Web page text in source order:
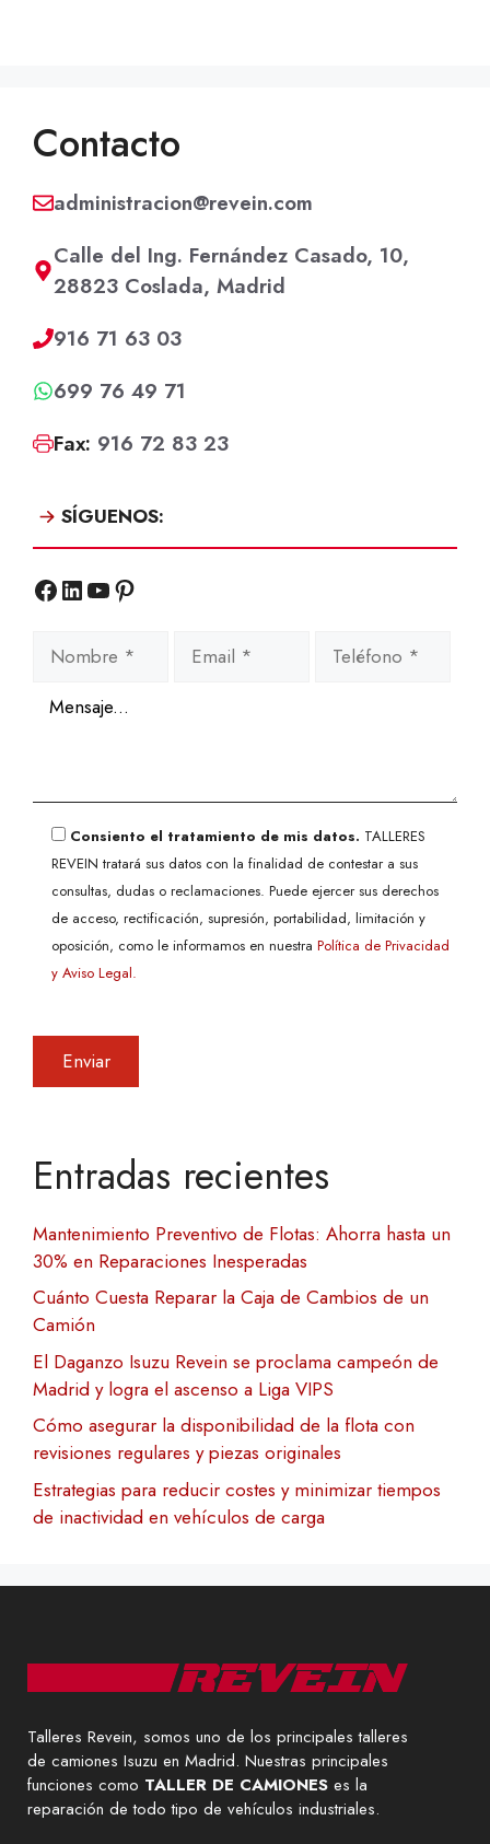
Contacto
administracion@revein.com
Calle del Ing. Fernández Casado, 10,
28823 Coslada, Madrid
916 71 63 03
699 76 49 71
Fax: 916 72 83 23
SÍGUENOS:
Facebook
LinkedIn
YouTube
Pinterest
Consiento el tratamiento de mis datos. TALLERES
REVEIN tratará sus datos con la finalidad de contestar a sus
consultas, dudas o reclamaciones. Puede ejercer sus derechos
de acceso, rectificación, supresión, portabilidad, limitación y
oposición, como le informamos en nuestra Política de Privacidad
y Aviso Legal.
Entradas recientes
Mantenimiento Preventivo de Flotas: Ahorra hasta un
30% en Reparaciones Inesperadas
Cuánto Cuesta Reparar la Caja de Cambios de un
Camión
El Daganzo Isuzu Revein se proclama campeón de
Madrid y logra el ascenso a Liga VIPS
Cómo asegurar la disponibilidad de la flota con
revisiones regulares y piezas originales
Estrategias para reducir costes y minimizar tiempos
de inactividad en vehículos de carga
Talleres Revein, somos uno de los principales talleres
de camiones Isuzu en Madrid. Nuestras principales
funciones como TALLER DE CAMIONES es la
reparación de todo tipo de vehículos industriales.